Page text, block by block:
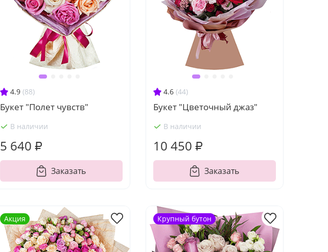
4.9 (88)
Букет "Полет чувств"
В наличии
5 640 ₽
Заказать
4.6 (44)
Букет "Цветочный джаз"
В наличии
10 450 ₽
Заказать
Акция Крупный бутон